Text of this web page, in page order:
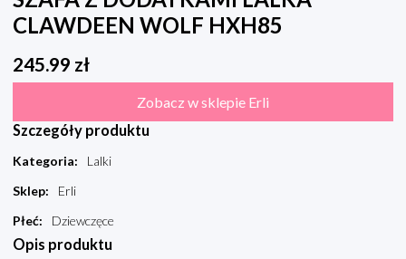
CLAWDEEN WOLF HXH85
245.99 zł
Zobacz w sklepie Erli
Szczegóły produktu
Kategoria:
Lalki
Sklep:
Erli
Płeć: Dziewczęce
Opis produktu